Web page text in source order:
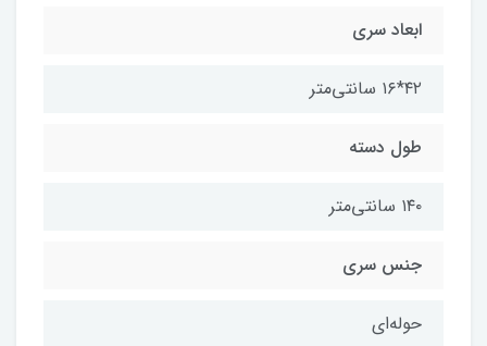
ابعاد سری
۴۲*۱۶ سانتی‌متر
طول دسته
۱۴۰ سانتی‌متر
جنس سری
حوله‌ای